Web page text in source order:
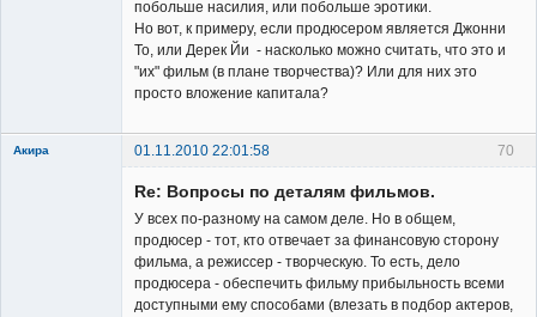
побольше насилия, или побольше эротики.
Но вот, к примеру, если продюсером является Джонни
То, или Дерек Йи - насколько можно считать, что это и
"их" фильм (в плане творчества)? Или для них это
просто вложение капитала?
70
Акира 01.11.2010 22:01:58
Re: Вопросы по деталям фильмов.
У всех по-разному на самом деле. Но в общем,
продюсер - тот, кто отвечает за финансовую сторону
фильма, а режиссер - творческую. То есть, дело
продюсера - обеспечить фильму прибыльность всеми
доступными ему способами (влезать в подбор актеров,